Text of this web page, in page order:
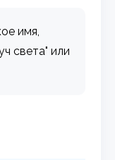
имя,
света" или